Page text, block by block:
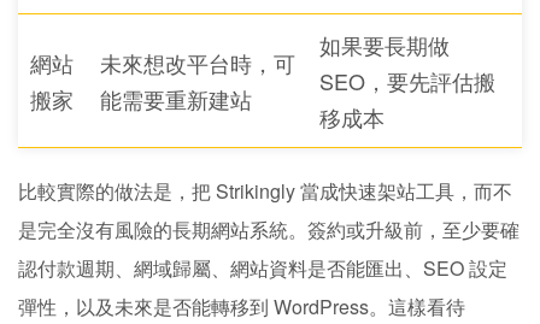
網站
搬家
未來想改平台時，可
能需要重新建站
如果要長期做
SEO，要先評估搬
移成本
比較實際的做法是，把 Strikingly 當成快速架站工具，而不
是完全沒有風險的長期網站系統。簽約或升級前，至少要確
認付款週期、網域歸屬、網站資料是否能匯出、SEO 設定
彈性，以及未來是否能轉移到 WordPress。這樣看待